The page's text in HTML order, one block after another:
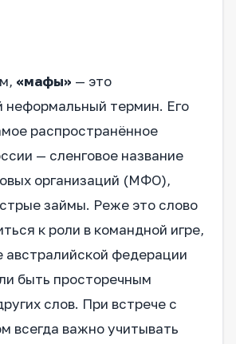
«мафы» — это
неформальный термин. Его
распространённое
— сленговое название
организаций (МФО),
займы. Реже это слово
к роли в командной игре,
австралийской федерации
быть просторечным
слов. При встрече с
всегда важно учитывать